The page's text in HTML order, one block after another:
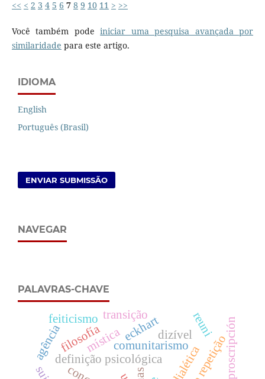
<< < 2 3 4 5 6 7 8 9 10 11 > >>
Você também podeiniciar uma pesquisa avançada por
similaridade para este artigo.
IDIOMA
English
Português (Brasil)
ENVIAR SUBMISSÃO
NAVEGAR
PALAVRAS-CHAVE
definição psicológica
agência comunitarismo
místicaeckhartdizível
transição
feiticismo proscripción
filosofía reuni